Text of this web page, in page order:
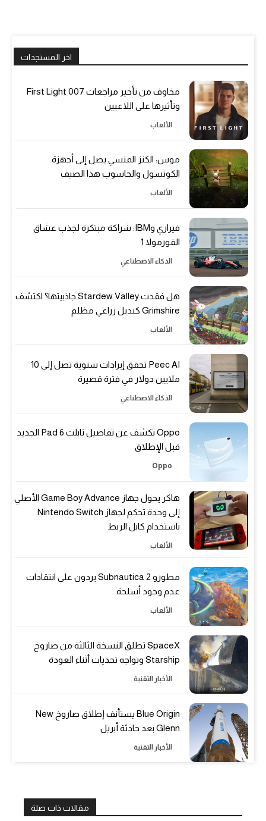
اخر المستجدات
مخاوف من تأخير مراجعات 007 First Light
وتأثيرها على اللاعبين
الألعاب
موس: الكنز المنسي يصل إلى أجهزة
الكونسول والحاسوب هذا الصيف
الألعاب
فيراري وIBM: شراكة مبتكرة لجذب عشاق
الفورمولا 1
الذكاء الاصطناعي
هل فقدت Stardew Valley جاذبيتها؟ اكتشف
Grimshire كبديل زراعي مظلم
الألعاب
Peec AI تحقق إيرادات سنوية تصل إلى 10
ملايين دولار في فترة قصيرة
الذكاء الاصطناعي
Oppo تكشف عن تفاصيل تابلت Pad 6 الجديد
قبل الإطلاق
Oppo
هاكر يحول جهاز Game Boy Advance الأصلي
إلى وحدة تحكم لجهاز Nintendo Switch
باستخدام كابل الربط
الألعاب
مطورو Subnautica 2 يردون على انتقادات
عدم وجود أسلحة
الألعاب
SpaceX تطلق النسخة الثالثة من صاروخ
Starship وتواجه تحديات أثناء العودة
الأخبار التقنية
Blue Origin يستأنف إطلاق صاروخ New
Glenn بعد حادثة أبريل
الأخبار التقنية
مقالات ذات صلة